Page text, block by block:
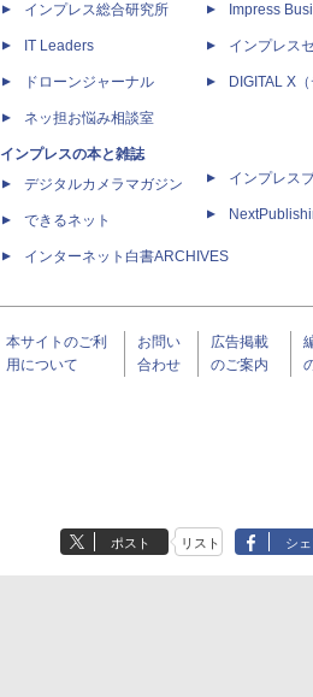
インプレス総合研究所
IT Leaders
ドローンジャーナル
ネッ担お悩み相談室
インプレスの本と雑誌
デジタルカメラマガジン
できるネット
インターネット白書ARCHIVES
Impress
インプレス
DIGITAL X
インプレス
本サイトのご利
用について
お問い
合わせ
広告掲載
のご案内
ポスト リスト シ